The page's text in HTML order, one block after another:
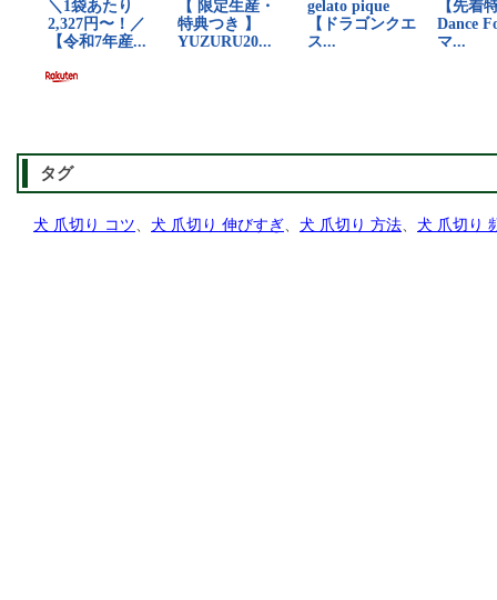
タグ
犬 爪切り コツ 犬 爪切り 伸びすぎ 犬 爪切り 方法 犬 爪切り